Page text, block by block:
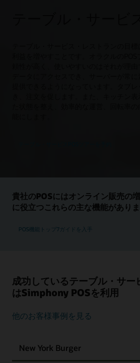
貴社のPOSにはオンライン販売の
に役立つこれらの主な機能があり
POS機能トップ7ガイドを入手
成功しているテーブル・サー
はSimphony POSを利用
他のお客様事例を見る
New York Burger